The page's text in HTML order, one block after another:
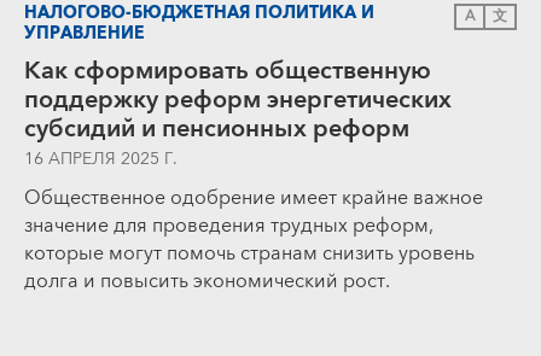
НАЛОГОВО-БЮДЖЕТНАЯ ПОЛИТИКА И
УПРАВЛЕНИЕ
A 文
Как сформировать общественную
поддержку реформ энергетических
субсидий и пенсионных реформ
16 АПРЕЛЯ 2025 Г.
Общественное одобрение имеет крайне важное
значение для проведения трудных реформ,
которые могут помочь странам снизить уровень
долга и повысить экономический рост.